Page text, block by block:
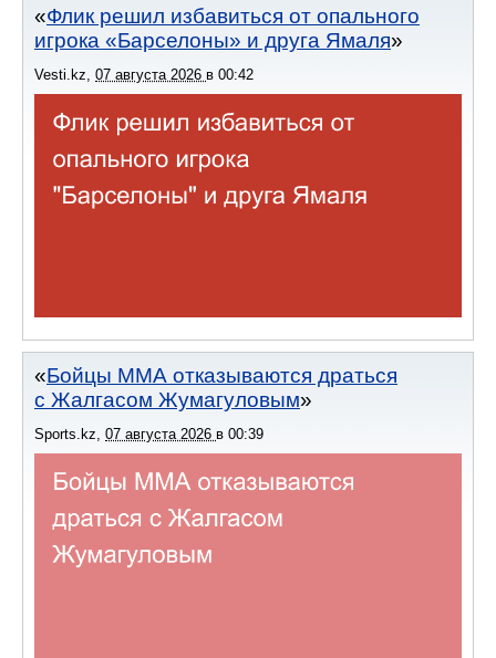
Флик решил избавиться от опального
игрока «Барселоны» и друга Ямаля
Vesti.kz 07 августа 2026 в 00:42
Бойцы ММА отказываются драться
с Жалгасом Жумагуловым
Sports.kz 07 августа 2026 в 00:39